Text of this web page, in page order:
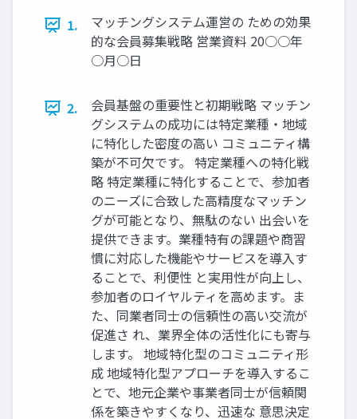
1.
マッチングシステム運営の ための効果
的な会員募集戦略 営業資料 20○○年
○月○日
2.
会員基盤の重要性と初期戦略 マッチン
グシステムの成功には特定業種・地域
に特化した密度の高い コミュニティ構
築が不可欠です。 特定業種への特化戦
略 特定業種に特化することで、参加者
のニーズに合致した高精度なマッチン
グが可能となり、無駄のない 出会いを
提供できます。業種特有の課題や商習
慣に対応した機能やサービスを導入す
ることで、利便性 と実用性が向上し、
参加者のロイヤルティを高めます。ま
た、同業者同士の信頼性の高い交流が
促進さ れ、業界全体の活性化にも寄与
します。 地域特化型のコミュニティ形
成 地域特化型アプローチを導入するこ
とで、地元企業や事業者同士が信頼関
係を築きやすくなり、迅速な 意思決定